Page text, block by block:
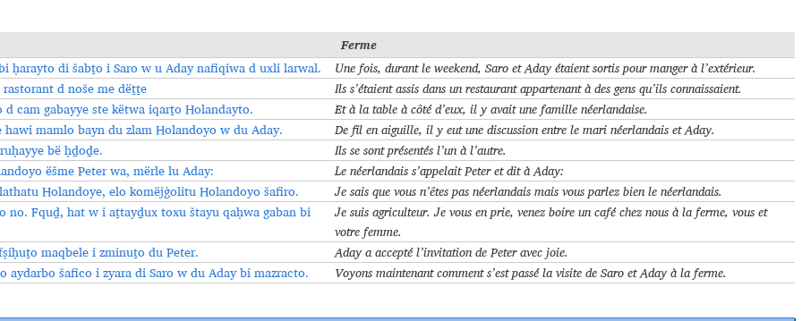
Ferme
ḥarayto di šabṯo i Saro w u Aday nafiqiwa d uxli larwal. Une fois, durant le weekend, Saro et Aday étaient sortis pour manger à l’extérieur.
d noše me dëṯṯe
Ils s’étaient assis dans un restaurant appartenant à des gens qu’ils connaissaient.
cam gabayye ste këtwa iqarṯo Holandayto.
Et à la table à côté d’eux, il y avait une famille néerlandaise.
hawi mamlo bayn du zlam Holandoyo w du Aday.
De fil en aiguille, il y eut une discussion entre le mari néerlandais et Aday.
bë ḥḏoḏe.
Ils se sont présentés l’un à l’autre.
ëšme Peter wa, mërle lu Aday:
Le néerlandais s’appelait Peter et dit à Aday:
Holandoye, elo komëjġolitu Holandoyo šafiro.
Je sais que vous n’êtes pas néerlandais mais vous parlez bien le néerlandais.
no. Fquḏ, hat w i aṯtayḏux toxu štayu qaḥwa gaban bi
Je suis agriculteur. Je vous en prie, venez boire un café chez nous à la ferme, vous et
votre femme.
maqbele i zminuṯo du Peter.
Aday a accepté l’invitation de Peter avec joie.
aydarbo šafico i zyara di Saro w du Aday bi mazracto.
Voyons maintenant comment s’est passé la visite de Saro et Aday à la ferme.